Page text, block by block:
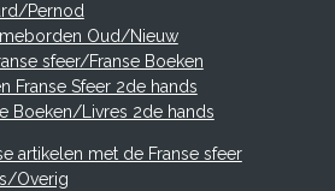
Pernod
Oud/Nieuw
sfeer/Franse Boeken
Franse Sfeer 2de hands
Boeken/Livres 2de hands
artikelen met de Franse sfeer
Overig